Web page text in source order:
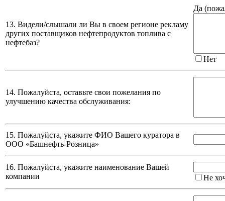
13. Видели/слышали ли Вы в своем регионе рекламу
других поставщиков нефтепродуктов топлива с
нефтебаз?
Да (
Нет
14. Пожалуйста, оставьте свои пожелания по
улучшению качества обслуживания:
15. Пожалуйста, укажите ФИО Вашего куратора в
ООО «Башнефть-Розница»
16. Пожалуйста, укажите наименование Вашей
компании
Не